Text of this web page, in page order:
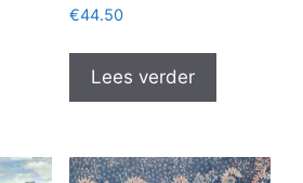
€44.50
Lees verder